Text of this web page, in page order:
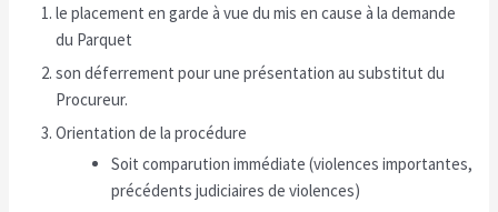
le placement en garde à vue du mis en cause à la demande
du Parquet
son déferrement pour une présentation au substitut du
Procureur.
Orientation de la procédure
Soit comparution immédiate (violences importantes,
précédents judiciaires de violences)